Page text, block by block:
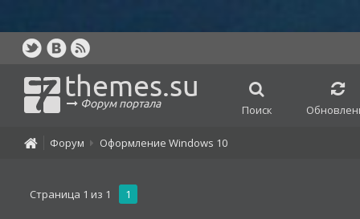
themes.su
Форум портала Поиск
Форум Оформление Windows 10
Страница 1 из 1 1